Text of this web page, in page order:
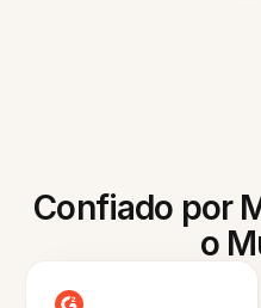
Confiado por
o